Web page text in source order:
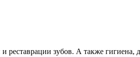
зубов. А также гигиена,